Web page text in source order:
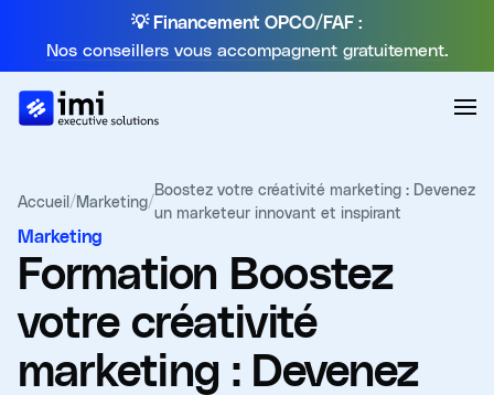
💡 Financement OPCO/FAF :
Nos conseillers vous accompagnent gratuitement.
Accueil/Marketing/
Boostez votre créativité marketing : Devenez
un marketeur innovant et inspirant
Marketing
Formation Boostez
votre créativité
marketing : Devenez